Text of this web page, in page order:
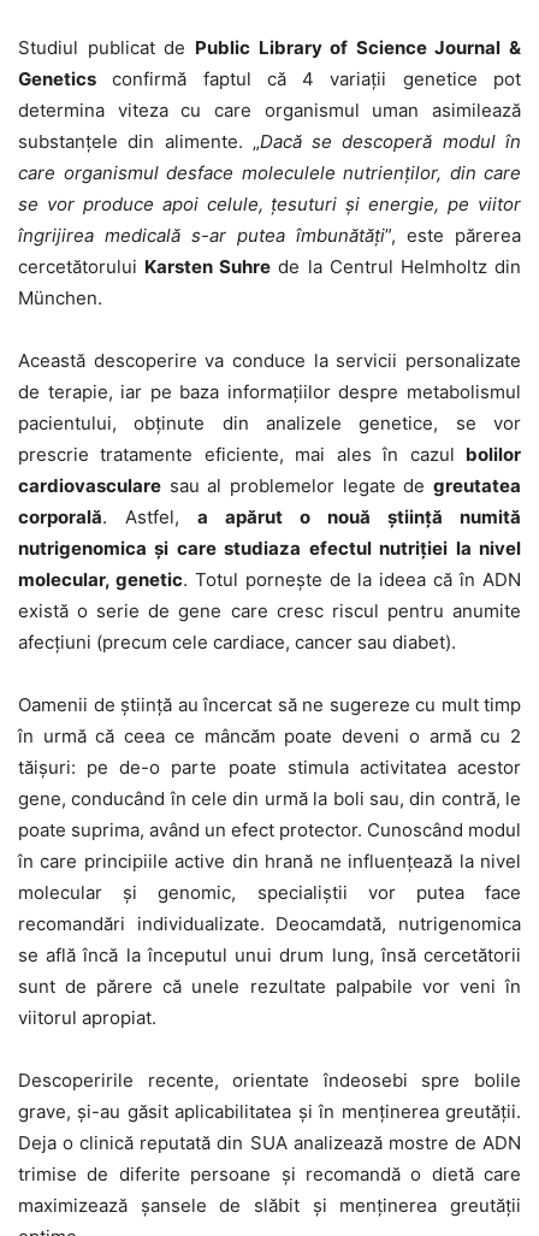
Studiul publicat de Public Library of Science Journal &
Genetics confirmă faptul că 4 variații genetice pot
determina viteza cu care organismul uman asimilează
substanțele din alimente. „Dacă se descoperă modul în
care organismul desface moleculele nutrienților, din care
se vor produce apoi celule, țesuturi și energie, pe viitor
îngrijirea medicală s-ar putea îmbunătăți”, este părerea
cercetătorului Karsten Suhre de la Centrul Helmholtz din
München.
Această descoperire va conduce la servicii personali­zate
de terapie, iar pe baza informațiilor despre metabolismul
pacientului, obținute din analizele genetice, se vor
prescrie tratamente eficiente, mai ales în cazul bolilor
cardiovasculare sau al problemelor legate de greutatea
corporală. Astfel, a apărut o nouă știință numită
nutrigenomica și care studiaza efectul nutriției la nivel
molecular, genetic. Totul pornește de la ideea că în ADN
există o serie de gene care cresc riscul pentru anumite
afecțiuni (precum cele cardiace, cancer sau diabet).
Oamenii de știință au încercat să ne sugereze cu mult timp
în urmă că ceea ce mâncăm poate deveni o armă cu 2
tăișuri: pe de-o parte poate stimula activitatea acestor
gene, conducând în cele din urmă la boli sau, din contră, le
poate suprima, având un efect protector. Cunoscând modul
în care principiile active din hrană ne influențează la nivel
molecular și genomic, specialiștii vor putea face
recomandări individualizate. Deocamdată, nutrigenomica
se află încă la începutul unui drum lung, însă cercetătorii
sunt de părere că unele rezultate palpabile vor veni în
viitorul apropiat.
Descoperirile recente, orientate îndeosebi spre bolile
grave, și-au găsit aplicabilitatea și în menținerea greutății.
Deja o clinică reputată din SUA analizează mostre de ADN
trimise de diferite persoane și recomandă o dietă care
maximi­zează șansele de slăbit și menținerea greutății